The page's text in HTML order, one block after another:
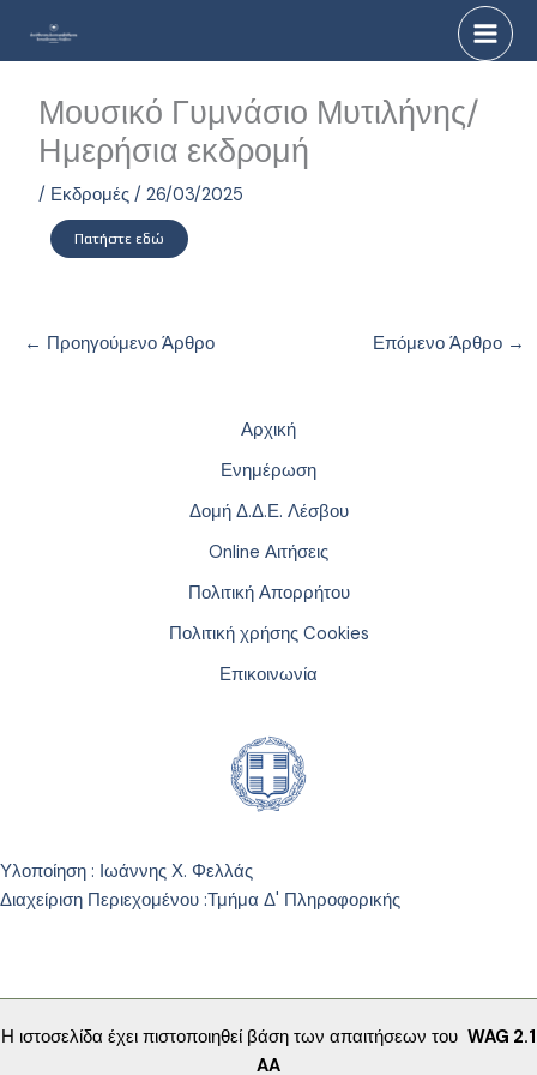
Μουσικό Γυμνάσιο Μυτιλήνης/
Ημερήσια εκδρομή
/ Εκδρομές /26/03/2025
Πατήστε εδώ
← Προηγούμενο Άρθρο Επόμενο Άρθρο →
Αρχική
Ενημέρωση
Δομή Δ.Δ.Ε. Λέσβου
Online Αιτήσεις
Πολιτική Απορρήτου
Πολιτική χρήσης Cookies
Επικοινωνία
Υλοποίηση : Ιωάννης Χ. Φελλάς
Διαχείριση Περιεχομένου :Τμήμα Δ' Πληροφορικής
Η ιστοσελίδα έχει πιστοποιηθεί βάση των απαιτήσεων του WAG 2.1
AA